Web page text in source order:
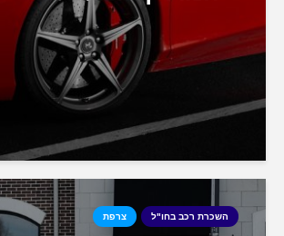
השכרת רכב בחו"ל צרפת